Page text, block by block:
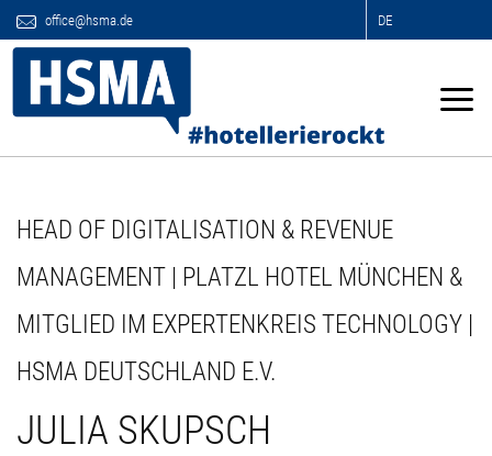
office@hsma.de DE
HEAD OF DIGITALISATION & REVENUE
MANAGEMENT | PLATZL HOTEL MÜNCHEN &
MITGLIED IM EXPERTENKREIS TECHNOLOGY |
HSMA DEUTSCHLAND E.V.
JULIA SKUPSCH